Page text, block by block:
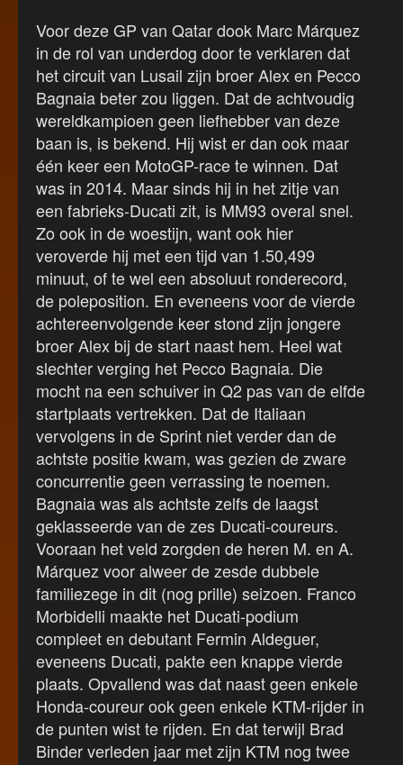
Voor deze GP van Qatar dook Marc Márquez
in de rol van underdog door te verklaren dat
het circuit van Lusail zijn broer Alex en Pecco
Bagnaia beter zou liggen. Dat de achtvoudig
wereldkampioen geen liefhebber van deze
baan is, is bekend. Hij wist er dan ook maar
één keer een MotoGP-race te winnen. Dat
was in 2014. Maar sinds hij in het zitje van
een fabrieks-Ducati zit, is MM93 overal snel.
Zo ook in de woestijn, want ook hier
veroverde hij met een tijd van 1.50,499
minuut, of te wel een absoluut ronderecord,
de poleposition. En eveneens voor de vierde
achtereenvolgende keer stond zijn jongere
broer Alex bij de start naast hem. Heel wat
slechter verging het Pecco Bagnaia. Die
mocht na een schuiver in Q2 pas van de elfde
startplaats vertrekken. Dat de Italiaan
vervolgens in de Sprint niet verder dan de
achtste positie kwam, was gezien de zware
concurrentie geen verrassing te noemen.
Bagnaia was als achtste zelfs de laagst
geklasseerde van de zes Ducati-coureurs.
Vooraan het veld zorgden de heren M. en A.
Márquez voor alweer de zesde dubbele
familiezege in dit (nog prille) seizoen. Franco
Morbidelli maakte het Ducati-podium
compleet en debutant Fermin Aldeguer,
eveneens Ducati, pakte een knappe vierde
plaats. Opvallend was dat naast geen enkele
Honda-coureur ook geen enkele KTM-rijder in
de punten wist te rijden. En dat terwijl Brad
Binder verleden jaar met zijn KTM nog twee